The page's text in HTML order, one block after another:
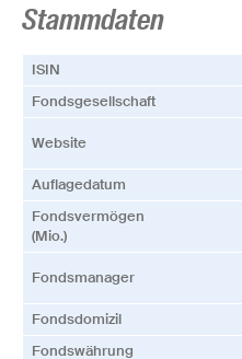
Stammdaten
ISIN
Fonds­­gesellschaft
Website
Auflagedatum
Fonds­vermögen
(Mio.)
Fonds­manager
Fonds­domizil
Fonds­währung